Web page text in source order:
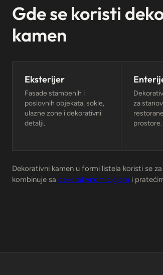
Gde se koristi
kamen
Eksterijer
Fasade stambenih i
poslovnih objekata, sokle,
ulazne zone i dekorativni
detalji.
za
prostore.
Dekorativni kamen u formi listela koristi se
kombinuje sa dekorativnom ciglom i